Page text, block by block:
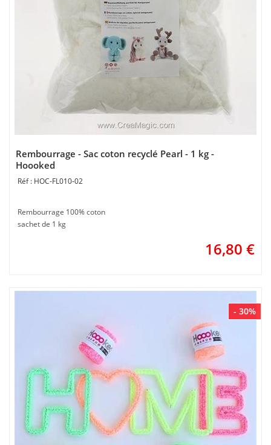
Rembourrage - Sac coton recyclé Pearl - 1 kg -
Hoooked
HOC-FL010-02
Rembourrage 100% coton
sachet de 1 kg
16,80 €
- 30%